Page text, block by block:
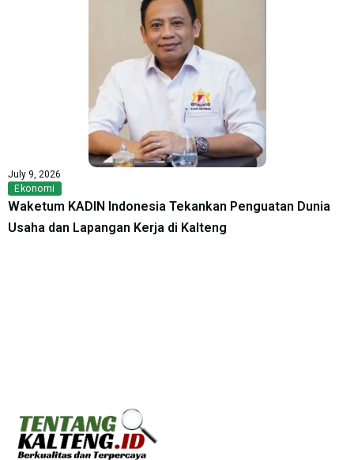
July 9, 2026
Ekonomi
Waketum KADIN Indonesia Tekankan Penguatan Dunia
Usaha dan Lapangan Kerja di Kalteng